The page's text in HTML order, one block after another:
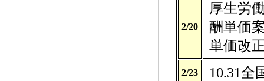
2/20
厚生労
酬単価
単価改
2/23 10.31全